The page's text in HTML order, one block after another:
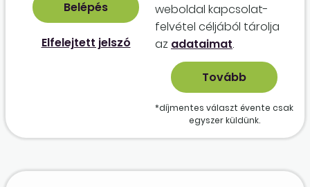
Elfelejtett jelszó
weboldal kapcso­lat­
felvétel céljából tárolja
az adataimat.
*díjmentes választ évente csak
egyszer küldünk.